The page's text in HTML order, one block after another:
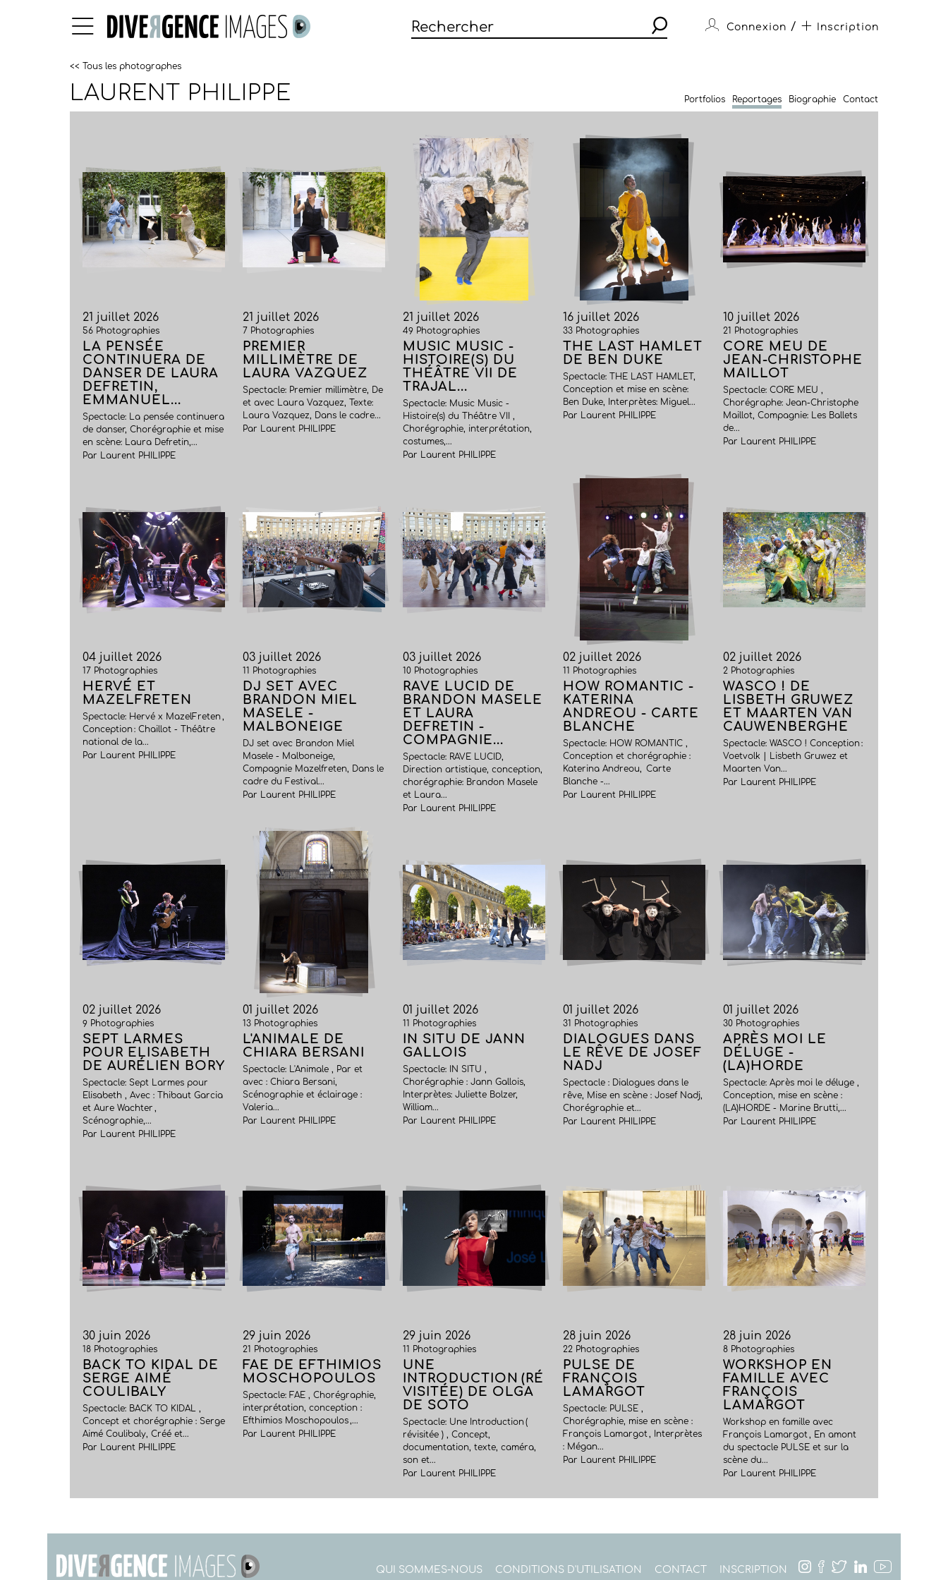
Connexion / Inscription
<< Tous les photographes
LAURENT PHILIPPE Portfolios Reportages Biographie Contact
21 juillet 2026
56 Photographies
LA PENSÉE
CONTINUERA DE
DANSER DE LAURA
DEFRETIN,
EMMANUEL...
Spectacle: La pensée continuera
de danser, Chorégraphie et mise
en scène: Laura Defretin,...
Par Laurent PHILIPPE
21 juillet 2026
7 Photographies
PREMIER
MILLIMÈTRE DE
LAURA VAZQUEZ
Spectacle: Premier millimètre, De
et avec Laura Vazquez, Texte:
Laura Vazquez, Dans le cadre...
Par Laurent PHILIPPE
21 juillet 2026
49 Photographies
MUSIC MUSIC -
HISTOIRE(S) DU
THÉÂTRE VII DE
TRAJAL...
Spectacle: Music Music -
Histoire(s) du Théâtre VII ,
Chorégraphie, interprétation,
costumes,...
Par Laurent PHILIPPE
16 juillet 2026
33 Photographies
THE LAST HAMLET
DE BEN DUKE
Spectacle: THE LAST HAMLET,
Conception et mise en scène:
Ben Duke, Interprètes: Miguel...
Par Laurent PHILIPPE
10 juillet 2026
21 Photographies
CORE MEU DE
JEAN-CHRISTOPHE
MAILLOT
Spectacle: CORE MEU ,
Chorégraphe: Jean-Christophe
Maillot, Compagnie: Les Ballets
de...
Par Laurent PHILIPPE
04 juillet 2026
17 Photographies
HERVÉ ET
MAZELFRETEN
Spectacle: Hervé x MazelFreten ,
Conception : Chaillot - Théâtre
national de la...
Par Laurent PHILIPPE
03 juillet 2026
11 Photographies
DJ SET AVEC
BRANDON MIEL
MASELE -
MALBONEIGE
DJ set avec Brandon Miel
Masele - Malboneige,
Compagnie Mazelfreten, Dans le
cadre du Festival...
Par Laurent PHILIPPE
03 juillet 2026
10 Photographies
RAVE LUCID DE
BRANDON MASELE
ET LAURA
DEFRETIN -
COMPAGNIE...
Spectacle: RAVE LUCID,
Direction artistique, conception,
chorégraphie: Brandon Masele
et Laura...
Par Laurent PHILIPPE
02 juillet 2026
11 Photographies
HOW ROMANTIC -
KATERINA
ANDREOU - CARTE
BLANCHE
Spectacle: HOW ROMANTIC ,
Conception et chorégraphie :
Katerina Andreou, Carte
Blanche -...
Par Laurent PHILIPPE
02 juillet 2026
2 Photographies
WASCO ! DE
LISBETH GRUWEZ
ET MAARTEN VAN
CAUWENBERGHE
Spectacle: WASCO ! Conception :
Voetvolk | Lisbeth Gruwez et
Maarten Van...
Par Laurent PHILIPPE
02 juillet 2026
9 Photographies
SEPT LARMES
POUR ELISABETH
DE AURÉLIEN BORY
Spectacle: Sept Larmes pour
Elisabeth , Avec : Thibaut Garcia
et Aure Wachter ,
Scénographie,...
Par Laurent PHILIPPE
01 juillet 2026
13 Photographies
L'ANIMALE DE
CHIARA BERSANI
Spectacle: L'Animale , Par et
avec : Chiara Bersani,
Scénographie et éclairage :
Valeria...
Par Laurent PHILIPPE
01 juillet 2026
11 Photographies
IN SITU DE JANN
GALLOIS
Spectacle: IN SITU ,
Chorégraphie : Jann Gallois,
Interprètes: Juliette Bolzer,
William...
Par Laurent PHILIPPE
01 juillet 2026
31 Photographies
DIALOGUES DANS
LE RÊVE DE JOSEF
NADJ
Spectacle : Dialogues dans le
rêve, Mise en scène : Josef Nadj,
Chorégraphie et...
Par Laurent PHILIPPE
01 juillet 2026
30 Photographies
APRÈS MOI LE
DÉLUGE -
(LA)HORDE
Spectacle: Après moi le déluge ,
Conception, mise en scène :
(LA)HORDE - Marine Brutti,...
Par Laurent PHILIPPE
30 juin 2026
18 Photographies
BACK TO KIDAL DE
SERGE AIMÉ
COULIBALY
Spectacle: BACK TO KIDAL ,
Concept et chorégraphie : Serge
Aimé Coulibaly, Créé et...
Par Laurent PHILIPPE
29 juin 2026
21 Photographies
FAE DE EFTHIMIOS
MOSCHOPOULOS
Spectacle: FAE , Chorégraphie,
interprétation, conception :
Efthimios Moschopoulos ,...
Par Laurent PHILIPPE
29 juin 2026
11 Photographies
UNE
INTRODUCTION (RÉ
VISITÉE) DE OLGA
DE SOTO
Spectacle: Une Introduction (
révisitée ) , Concept,
documentation, texte, caméra,
son et...
Par Laurent PHILIPPE
28 juin 2026
22 Photographies
PULSE DE
FRANÇOIS
LAMARGOT
Spectacle: PULSE ,
Chorégraphie, mise en scène :
François Lamargot , Interprètes
: Mégan...
Par Laurent PHILIPPE
28 juin 2026
8 Photographies
WORKSHOP EN
FAMILLE AVEC
FRANÇOIS
LAMARGOT
Workshop en famille avec
François Lamargot , En amont
du spectacle PULSE et sur la
scène du...
Par Laurent PHILIPPE
QUI SOMMES-NOUS CONDITIONS D'UTILISATION CONTACT INSCRIPTION